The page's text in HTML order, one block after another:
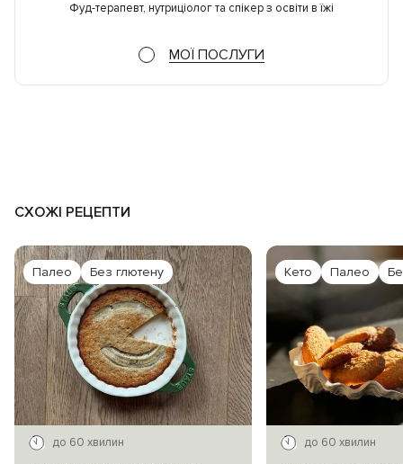
Фуд-терапевт, нутриціолог та спікер з освіти в їжі
МОЇ ПОСЛУГИ
СХОЖІ РЕЦЕПТИ
Палео Без глютену
до 60 хвилин
Кето Палео
до 60 хвилин